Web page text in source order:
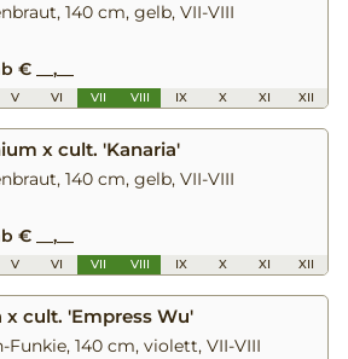
140 cm, gelb, VII-VIII
€ __,__
V VI VII VIII IX X XI XII
x cult. 'Kanaria'
140 cm, gelb, VII-VIII
€ __,__
V VI VII VIII IX X XI XII
x cult. 'Empress Wu'
Funkie, 140 cm, violett, VII-VIII